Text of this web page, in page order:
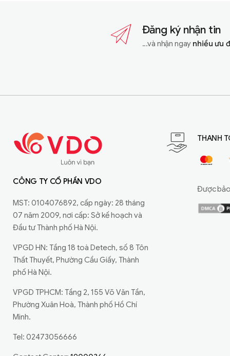
Đăng ký nhận tin
...và nhận ngay nhiều ưu
CÔNG TY CỔ PHẦN VDO
MST: 0104076892, cấp ngày: 28 tháng
07 năm 2009, nơi cấp: Sở kế hoạch và
Đầu tư Thành phố Hà Nội.
VPGD HN: Tầng 18 toà Detech, số 8 Tôn
Thất Thuyết, Phường Cầu Giấy, Thành
phố Hà Nội.
VPGD TPHCM: Tầng 2, 155 Võ Văn Tần,
Phường Xuân Hoà, Thành phố Hồ Chí
Minh.
Tel: 02473056666
THANH
Được